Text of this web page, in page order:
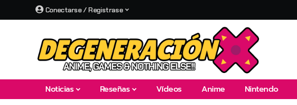
Conectarse / Registrase
Noticias Reseñas Vídeos Anime Nintendo